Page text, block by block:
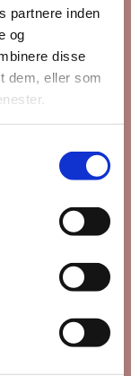
partnere inden
og
disse
dem, eller som